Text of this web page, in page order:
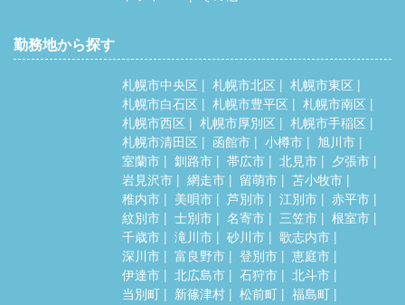
勤務地から探す
札幌市中央区 札幌市北区
札幌市東区
札幌市白石区
札幌市豊平区
札幌市南区
札幌市西区
札幌市厚別区
札幌市手稲区
札幌市清田区
函館市 小樽市
旭川市
室蘭市
釧路市 帯広市 北見市
夕張市
岩見沢市
網走市 留萌市
苫小牧市
稚内市
美唄市 芦別市 江別市
赤平市
紋別市
士別市 名寄市 三笠市
根室市
千歳市
滝川市 砂川市
歌志内市
深川市
富良野市 登別市
恵庭市
伊達市
北広島市 石狩市
北斗市
当別町
新篠津村 松前町
福島町